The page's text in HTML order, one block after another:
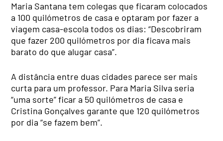
Maria Santana tem colegas que ficaram colocados
a 100 quilómetros de casa e optaram por fazer a
viagem casa-escola todos os dias: “Descobriram
que fazer 200 quilómetros por dia ficava mais
barato do que alugar casa”.
A distância entre duas cidades parece ser mais
curta para um professor. Para Maria Silva seria
“uma sorte” ficar a 50 quilómetros de casa e
Cristina Gonçalves garante que 120 quilómetros
por dia “se fazem bem”.